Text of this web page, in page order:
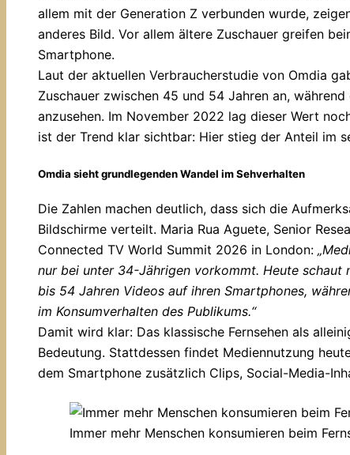
allem mit der Generation Z verbunden wurde,
anderes Bild. Vor allem ältere Zuschauer greifen
Smartphone.
Laut der aktuellen Verbraucherstudie von Omdia
Zuschauer zwischen 45 und 54 Jahren an,
anzusehen. Im November 2022 lag dieser Wert
ist der Trend klar sichtbar: Hier stieg der Anteil im
Omdia sieht grundlegenden Wandel im Sehverhalten
Die Zahlen machen deutlich, dass sich die
Bildschirme verteilt. Maria Rua Aguete, Senior
Connected TV World Summit 2026 in London:
nur bei unter 34-Jährigen vorkommt. Heute
bis 54 Jahren Videos auf ihren Smartphones,
im Konsumverhalten des Publikums.“
Damit wird klar: Das klassische Fernsehen als
Bedeutung. Stattdessen findet Mediennutzung
dem Smartphone zusätzlich Clips, Social-Media-
Immer mehr Menschen konsumieren beim